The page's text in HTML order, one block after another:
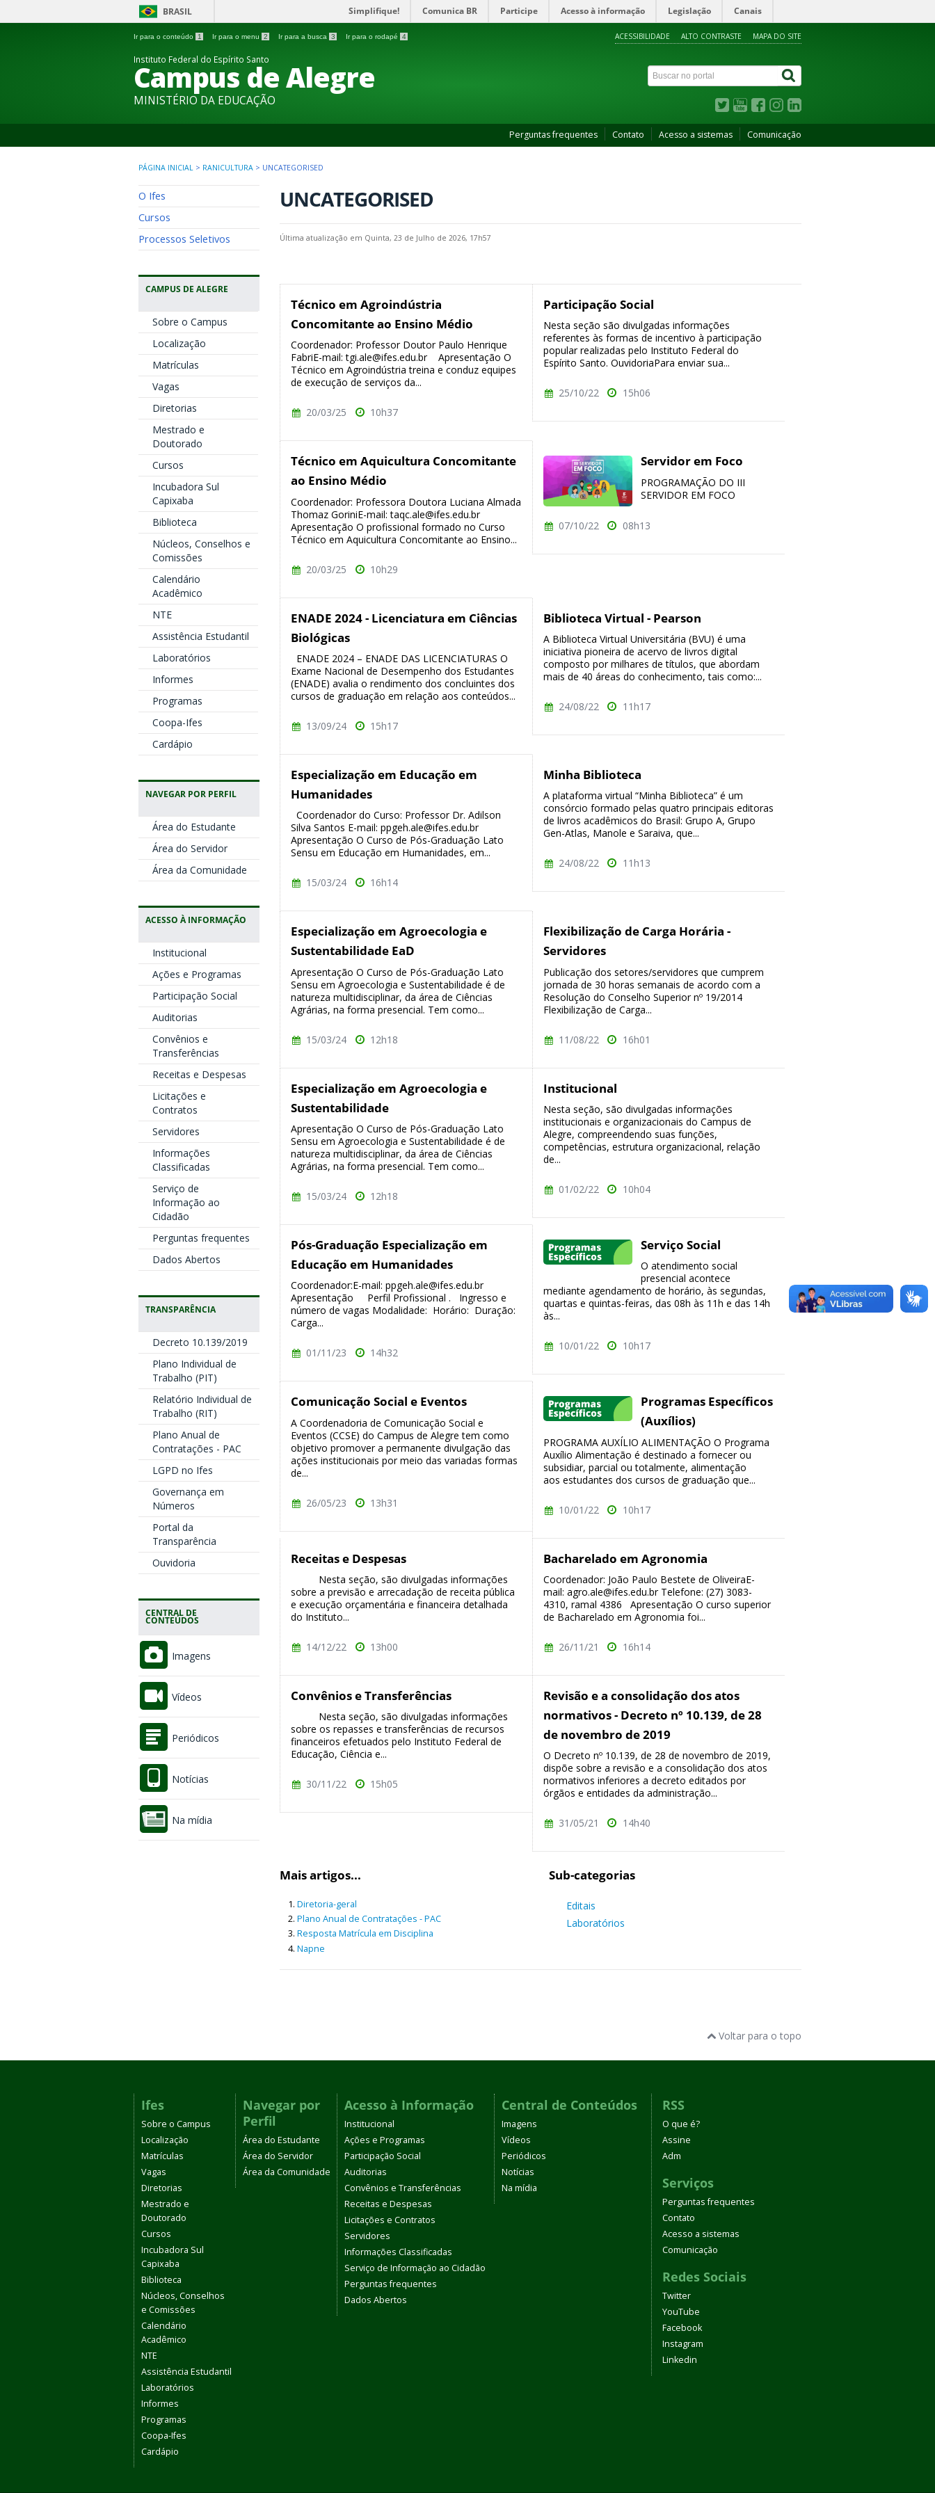
BRASIL Simplifique! Comunica BR Participe Acesso à informação Legislação Canais
Ir para o conteúdo 1 Ir para o menu 2 Ir para a busca 3 Ir para o rodapé 4 ACESSIBILIDADE ALTO CONTRASTE MAPA DO SITE
Instituto Federal do Espírito Santo
Campus de Alegre
MINISTÉRIO DA EDUCAÇÃO
Perguntas frequentes Contato Acesso a sistemas Comunicação
PÁGINA INICIAL > RANICULTURA > UNCATEGORISED
O Ifes
Cursos
Processos Seletivos
CAMPUS DE ALEGRE
Sobre o Campus
Localização
Matrículas
Vagas
Diretorias
Mestrado e
Doutorado
Cursos
Incubadora Sul
Capixaba
Biblioteca
Núcleos, Conselhos e
Comissões
Calendário
Acadêmico
NTE
Assistência Estudantil
Laboratórios
Informes
Programas
Coopa-Ifes
Cardápio
NAVEGAR POR PERFIL
Área do Estudante
Área do Servidor
Área da Comunidade
ACESSO À INFORMAÇÃO
Institucional
Ações e Programas
Participação Social
Auditorias
Convênios e
Transferências
Receitas e Despesas
Licitações e
Contratos
Servidores
Informações
Classificadas
Serviço de
Informação ao
Cidadão
Perguntas frequentes
Dados Abertos
TRANSPARÊNCIA
Decreto 10.139/2019
Plano Individual de
Trabalho (PIT)
Relatório Individual de
Trabalho (RIT)
Plano Anual de
Contratações - PAC
LGPD no Ifes
Governança em
Números
Portal da
Transparência
Ouvidoria
CENTRAL DE
CONTEÚDOS
Imagens
Vídeos
Periódicos
Notícias
Na mídia
UNCATEGORISED
Última atualização em Quinta, 23 de Julho de 2026, 17h57
Técnico em Agroindústria
Concomitante ao Ensino Médio
Coordenador: Professor Doutor Paulo Henrique
FabriE-mail: tgi.ale@ifes.edu.br Apresentação O
Técnico em Agroindústria treina e conduz equipes
de execução de serviços da...
20/03/25 10h37
Participação Social
Nesta seção são divulgadas informações
referentes às formas de incentivo à participação
popular realizadas pelo Instituto Federal do
Espírito Santo. OuvidoriaPara enviar sua...
25/10/22 15h06
Técnico em Aquicultura Concomitante
ao Ensino Médio
Coordenador: Professora Doutora Luciana Almada
Thomaz GoriniE-mail: taqc.ale@ifes.edu.br
Apresentação O profissional formado no Curso
Técnico em Aquicultura Concomitante ao Ensino...
20/03/25 10h29
Servidor em Foco
PROGRAMAÇÃO DO III
SERVIDOR EM FOCO
07/10/22 08h13
ENADE 2024 - Licenciatura em Ciências
Biológicas
ENADE 2024 – ENADE DAS LICENCIATURAS O
Exame Nacional de Desempenho dos Estudantes
(ENADE) avalia o rendimento dos concluintes dos
cursos de graduação em relação aos conteúdos...
13/09/24 15h17
Biblioteca Virtual - Pearson
A Biblioteca Virtual Universitária (BVU) é uma
iniciativa pioneira de acervo de livros digital
composto por milhares de títulos, que abordam
mais de 40 áreas do conhecimento, tais como:...
24/08/22 11h17
Especialização em Educação em
Humanidades
Coordenador do Curso: Professor Dr. Adilson
Silva Santos E-mail: ppgeh.ale@ifes.edu.br
Apresentação O Curso de Pós-Graduação Lato
Sensu em Educação em Humanidades, em...
15/03/24 16h14
Minha Biblioteca
A plataforma virtual “Minha Biblioteca” é um
consórcio formado pelas quatro principais editoras
de livros acadêmicos do Brasil: Grupo A, Grupo
Gen-Atlas, Manole e Saraiva, que...
24/08/22 11h13
Especialização em Agroecologia e
Sustentabilidade EaD
Apresentação O Curso de Pós-Graduação Lato
Sensu em Agroecologia e Sustentabilidade é de
natureza multidisciplinar, da área de Ciências
Agrárias, na forma presencial. Tem como...
15/03/24 12h18
Flexibilização de Carga Horária -
Servidores
Publicação dos setores/servidores que cumprem
jornada de 30 horas semanais de acordo com a
Resolução do Conselho Superior nº 19/2014
Flexibilização de Carga...
11/08/22 16h01
Especialização em Agroecologia e
Sustentabilidade
Apresentação O Curso de Pós-Graduação Lato
Sensu em Agroecologia e Sustentabilidade é de
natureza multidisciplinar, da área de Ciências
Agrárias, na forma presencial. Tem como...
15/03/24 12h18
Institucional
Nesta seção, são divulgadas informações
institucionais e organizacionais do Campus de
Alegre, compreendendo suas funções,
competências, estrutura organizacional, relação
de...
01/02/22 10h04
Pós-Graduação Especialização em
Educação em Humanidades
Coordenador:E-mail: ppgeh.ale@ifes.edu.br
Apresentação Perfil Profissional . Ingresso e
número de vagas Modalidade: Horário: Duração:
Carga...
01/11/23 14h32
Serviço Social
O atendimento social
presencial acontece
mediante agendamento de horário, às segundas,
quartas e quintas-feiras, das 08h às 11h e das 14h
às...
10/01/22 10h17
Comunicação Social e Eventos
A Coordenadoria de Comunicação Social e
Eventos (CCSE) do Campus de Alegre tem como
objetivo promover a permanente divulgação das
ações institucionais por meio das variadas formas
de...
26/05/23 13h31
Programas Específicos
(Auxílios)
PROGRAMA AUXÍLIO ALIMENTAÇÃO O Programa
Auxílio Alimentação é destinado a fornecer ou
subsidiar, parcial ou totalmente, alimentação
aos estudantes dos cursos de graduação que...
10/01/22 10h17
Receitas e Despesas
Nesta seção, são divulgadas informações
sobre a previsão e arrecadação de receita pública
e execução orçamentária e financeira detalhada
do Instituto...
14/12/22 13h00
Bacharelado em Agronomia
Coordenador: João Paulo Bestete de OliveiraE-
mail: agro.ale@ifes.edu.br Telefone: (27) 3083-
4310, ramal 4386 Apresentação O curso superior
de Bacharelado em Agronomia foi...
26/11/21 16h14
Convênios e Transferências
Nesta seção, são divulgadas informações
sobre os repasses e transferências de recursos
financeiros efetuados pelo Instituto Federal de
Educação, Ciência e...
30/11/22 15h05
Revisão e a consolidação dos atos
normativos - Decreto nº 10.139, de 28
de novembro de 2019
O Decreto nº 10.139, de 28 de novembro de 2019,
dispõe sobre a revisão e a consolidação dos atos
normativos inferiores a decreto editados por
órgãos e entidades da administração...
31/05/21 14h40
Mais artigos...
Diretoria-geral
Plano Anual de Contratações - PAC
Resposta Matrícula em Disciplina
Napne
Sub-categorias
Editais
Laboratórios
Voltar para o topo
Ifes
Sobre o Campus
Localização
Matrículas
Vagas
Diretorias
Mestrado e
Doutorado
Cursos
Incubadora Sul
Capixaba
Biblioteca
Núcleos, Conselhos
e Comissões
Calendário
Acadêmico
NTE
Assistência Estudantil
Laboratórios
Informes
Programas
Coopa-Ifes
Cardápio
Navegar por
Perfil
Área do Estudante
Área do Servidor
Área da Comunidade
Acesso à Informação
Institucional
Ações e Programas
Participação Social
Auditorias
Convênios e Transferências
Receitas e Despesas
Licitações e Contratos
Servidores
Informações Classificadas
Serviço de Informação ao Cidadão
Perguntas frequentes
Dados Abertos
Central de Conteúdos
Imagens
Vídeos
Periódicos
Notícias
Na mídia
RSS
O que é?
Assine
Adm
Serviços
Perguntas frequentes
Contato
Acesso a sistemas
Comunicação
Redes Sociais
Twitter
YouTube
Facebook
Instagram
Linkedin